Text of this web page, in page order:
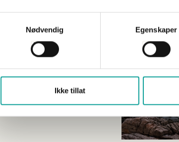
Nødvendig
Egenskaper
Ikke tillat